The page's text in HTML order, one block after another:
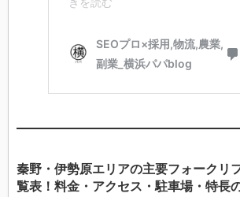
秦野・伊勢原エリアの主要フォークリ
覧表！料金・アクセス・駐車場・特長